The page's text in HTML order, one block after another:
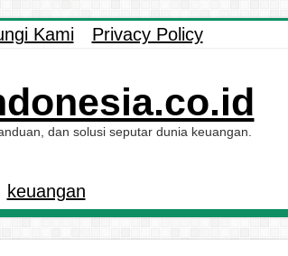
Kami Privacy Policy
dan solusi seputar dunia keuangan.
keuangan